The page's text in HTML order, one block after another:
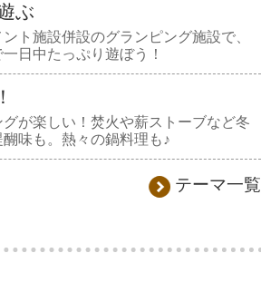
ぶ
ト施設併設のグランピング施設で、
日中たっぷり遊ぼう！
が楽しい！焚火や薪ストーブなど冬
味も。熱々の鍋料理も♪
テーマ一覧